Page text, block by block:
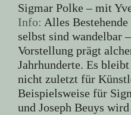
Sigmar Polke – mit
Info: Alles
selbst sind wandelbar
Vorstellung prägt
Jahrhunderte. Es
nicht zuletzt für
Beispielsweise für
und Joseph Beuys